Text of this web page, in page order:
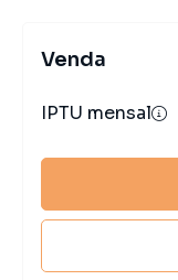
Venda
IPTU mensal